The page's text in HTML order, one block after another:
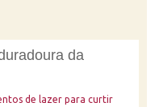
da
de lazer para curtir